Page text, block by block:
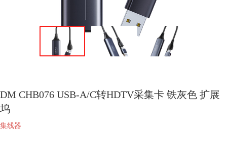
DM CHB076 USB-A/C转HDTV采集卡 铁灰色 扩展
坞
集线器